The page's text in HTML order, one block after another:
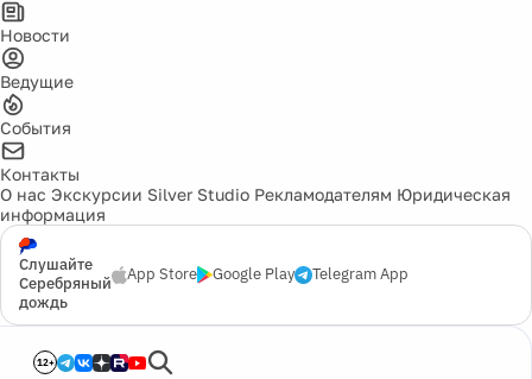
Новости
Ведущие
События
Контакты
О нас Экскурсии Silver Studio Рекламодателям Юридическая
информация
Слушайте
Серебряный
дождь
App Store Google Play Telegram App
12+